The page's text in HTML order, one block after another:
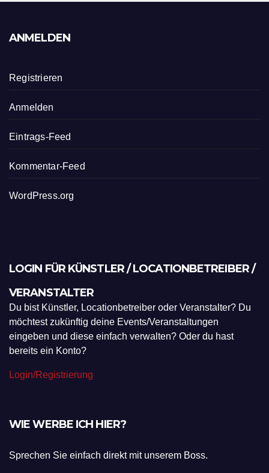
ANMELDEN
Registrieren
Anmelden
Eintrags-Feed
Kommentar-Feed
WordPress.org
LOGIN FÜR KÜNSTLER / LOCATIONBETREIBER /
VERANSTALTER
Du bist Künstler, Locationbetreiber oder Veranstalter? Du
möchtest zukünftig deine Events/Veranstaltungen
eingeben und diese einfach verwalten? Oder du hast
bereits ein Konto?
Login/Registrierung
WIE WERBE ICH HIER?
Sprechen Sie einfach direkt mit unserem Boss.